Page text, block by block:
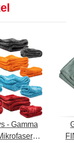
- Gamma